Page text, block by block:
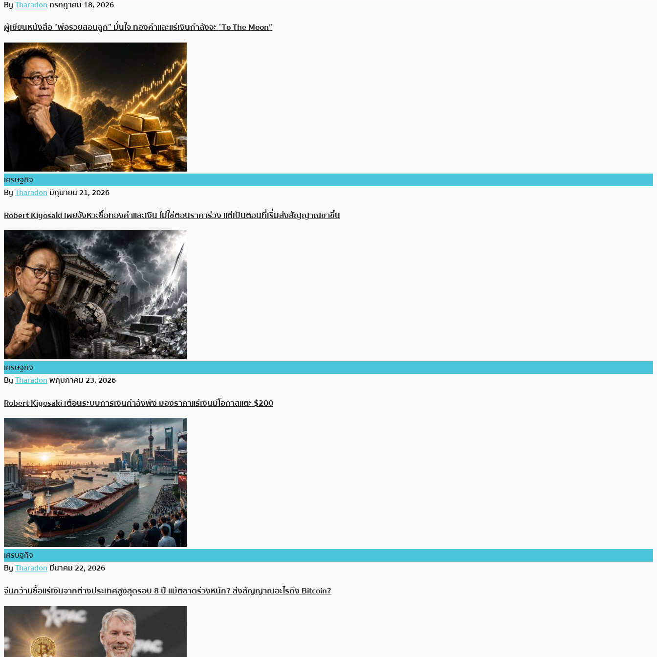
ByTharadonกรกฎาคม 18, 2026
ผู้เขียนหนังสือ “พ่อรวยสอนลูก” มั่นใจ ทองคำและแร่เงินกำลังจะ “To The Moon”
เศรษฐกิจ
ByTharadonมิถุนายน 21, 2026
Robert Kiyosaki เผยจังหวะซื้อทองคำและเงิน ไม่ใช่ตอนราคาร่วง แต่เป็นตอนที่เริ่มส่งสัญญาณขาขึ้น
เศรษฐกิจ
ByTharadonพฤษภาคม 23, 2026
Robert Kiyosaki เตือนระบบการเงินกำลังพัง มองราคาแร่เงินมีโอกาสแตะ $200
เศรษฐกิจ
ByTharadonมีนาคม 22, 2026
จีนกว้านซื้อแร่เงินจากต่างประเทศสูงสุดรอบ 8 ปี แม้ตลาดร่วงหนัก? ส่งสัญญาณอะไรถึง Bitcoin?